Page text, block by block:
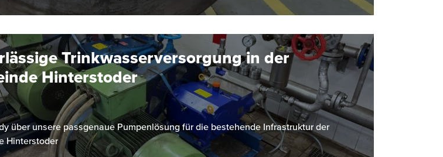
Trinkwasserversorgung in der
Hinterstoder
über unsere passgenaue Pumpenlösung für die bestehende Infrastruktur der
Hinterstoder